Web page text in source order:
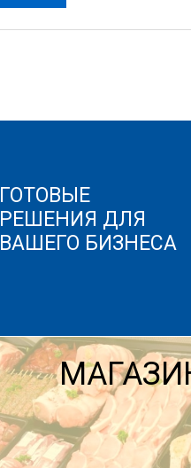
ГОТОВЫЕ
РЕШЕНИЯ ДЛЯ
ВАШЕГО БИЗНЕСА